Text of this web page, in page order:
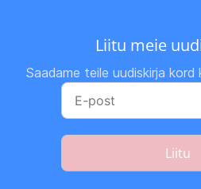
Liitu meie
Saadame teile uudiskirja
Liitu